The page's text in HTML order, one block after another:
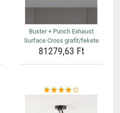
Buster + Punch Exhaust
Surface Cross grafit/fekete
81279,63 Ft